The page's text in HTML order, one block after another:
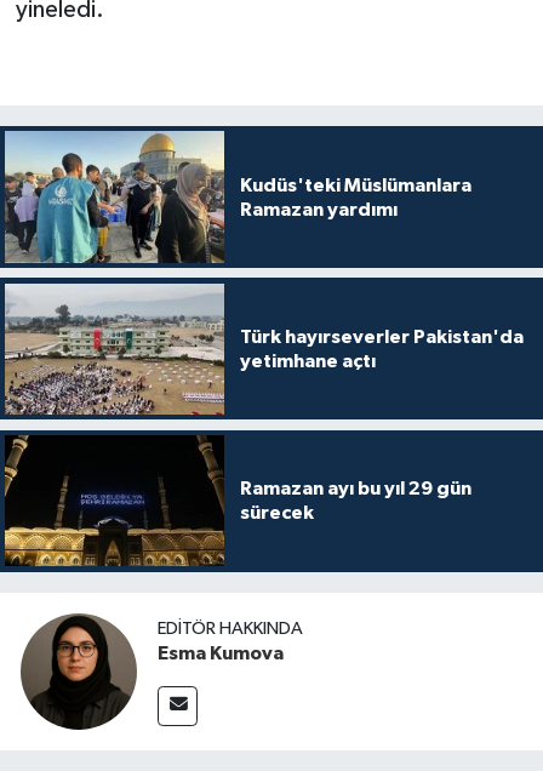
yineledi.
Kudüs'teki Müslümanlara
Ramazan yardımı
Türk hayırseverler Pakistan'da
yetimhane açtı
Ramazan ayı bu yıl 29 gün
sürecek
EDITÖR HAKKINDA
Esma Kumova